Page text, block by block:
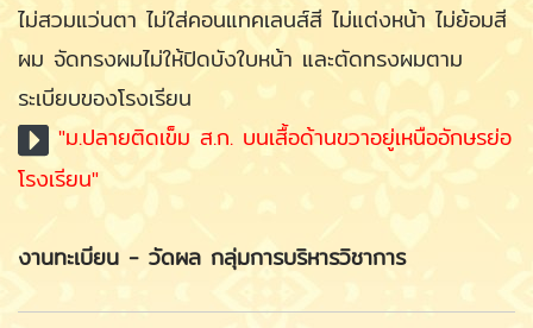
ไม่สวมแว่นตา ไม่ใส่คอนแทคเลนส์สี ไม่แต่งหน้า ไม่ย้อมสี
ผม จัดทรงผมไม่ให้ปิดบังใบหน้า และตัดทรงผมตาม
ระเบียบของโรงเรียน
"ม.ปลายติดเข็ม ส.ก. บนเสื้อด้านขวาอยู่เหนืออักษรย่อ
โรงเรียน"
งานทะเบียน - วัดผล กลุ่มการบริหารวิชาการ